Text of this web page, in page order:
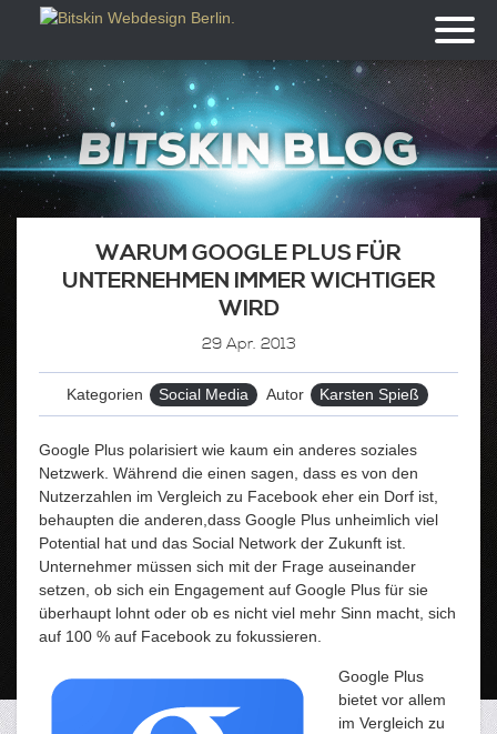
WARUM GOOGLE PLUS FÜR
UNTERNEHMEN IMMER WICHTIGER
WIRD
29 Apr. 2013
Kategorien Social Media Autor Karsten Spieß
Google Plus polarisiert wie kaum ein anderes soziales
Netzwerk. Während die einen sagen, dass es von den
Nutzerzahlen im Vergleich zu Facebook eher ein Dorf ist,
behaupten die anderen,dass Google Plus unheimlich viel
Potential hat und das Social Network der Zukunft ist.
Unternehmer müssen sich mit der Frage auseinander
setzen, ob sich ein Engagement auf Google Plus für sie
überhaupt lohnt oder ob es nicht viel mehr Sinn macht, sich
auf 100 % auf Facebook zu fokussieren.
Google Plus
bietet vor allem
im Vergleich zu